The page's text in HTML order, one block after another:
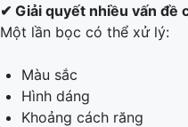
✔ Giải quyết nhiều vấn đề
Một lần bọc có thể xử lý:
Màu sắc
Hình dáng
Khoảng cách răng